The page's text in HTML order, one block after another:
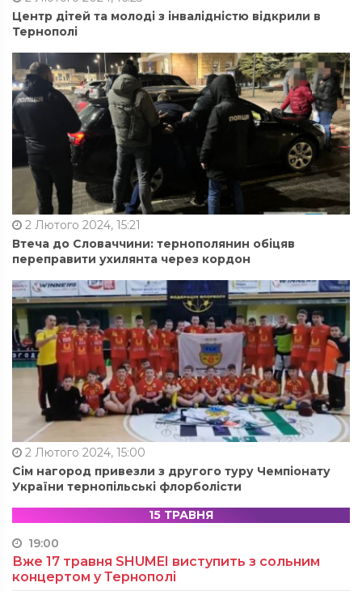
Центр дітей та молоді з інвалідністю відкрили в
Тернополі
2 Лютого 2024, 15:21
Втеча до Словаччини: тернополянин обіцяв
переправити ухилянта через кордон
2 Лютого 2024, 15:00
Сім нагород привезли з другого туру Чемпіонату
України тернопільські флорболісти
15 ТРАВНЯ
19:00
Вже 17 травня SHUMEI виступить з сольним
концертом у Тернополі